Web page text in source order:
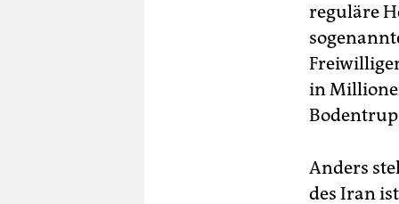
reguläre
in
Anders
des Iran